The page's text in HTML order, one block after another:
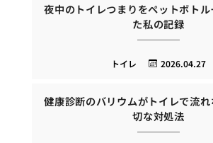
夜中のトイレつまりをペットボト
た私の記録
2026.04.27
トイレ
健康診断のバリウムがトイレで流
切な対処法